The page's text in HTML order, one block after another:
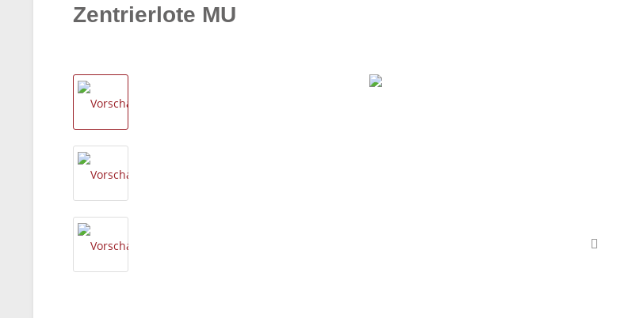
Zentrierlote MU